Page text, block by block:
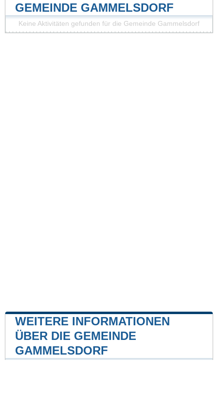
GEMEINDE GAMMELSDORF
Keine Aktivitäten gefunden für die Gemeinde Gammelsdorf
WEITERE INFORMATIONEN
ÜBER DIE GEMEINDE
GAMMELSDORF